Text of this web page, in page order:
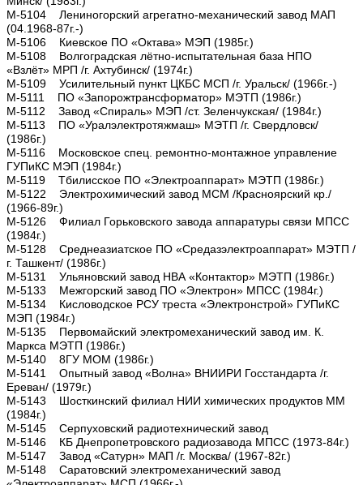
М-5104 Лениногорский агрегатно-механический завод МАП
(04.1968-87г.-)
М-5106 Киевское ПО «Октава» МЭП (1985г.)
М-5108 Волгоградская лётно-испытательная база НПО
«Взлёт» МРП /г. Ахтубинск/ (1974г.)
М-5109 Усилительный пункт ЦКБС МСП /г. Уральск/ (1966г.-)
М-5111 ПО «Запорожтрансформатор» МЭТП (1986г.)
М-5112 Завод «Спираль» МЭП /ст. Зеленчукская/ (1984г.)
М-5113 ПО «Уралэлектротяжмаш» МЭТП /г. Свердловск/
(1986г.)
М-5116 Московское спец. ремонтно-монтажное управление
ГУПиКС МЭП (1984г.)
М-5119 Тбилисское ПО «Электроаппарат» МЭТП (1986г.)
М-5122 Электрохимический завод МСМ /Красноярский кр./
(1966-89г.)
М-5126 Филиал Горьковского завода аппаратуры связи МПСС
(1984г.)
М-5128 Среднеазиатское ПО «Средазэлектроаппарат» МЭТП /
г. Ташкент/ (1986г.)
М-5131 Ульяновский завод НВА «Контактор» МЭТП (1986г.)
М-5133 Межгорский завод ПО «Электрон» МПСС (1984г.)
М-5134 Кисловодское РСУ треста «Электронстрой» ГУПиКС
МЭП (1984г.)
М-5135 Первомайский электромеханический завод им. К.
Маркса МЭТП (1986г.)
М-5140 8ГУ МОМ (1986г.)
М-5141 Опытный завод «Волна» ВНИИРИ Госстандарта /г.
Ереван/ (1979г.)
М-5143 Шосткинский филиал НИИ химических продуктов ММ
(1984г.)
М-5145 Серпуховский радиотехнический завод
М-5146 КБ Днепропетровского радиозавода МПСС (1973-84г.)
М-5147 Завод «Сатурн» МАП /г. Москва/ (1967-82г.)
М-5148 Саратовский электромеханический завод